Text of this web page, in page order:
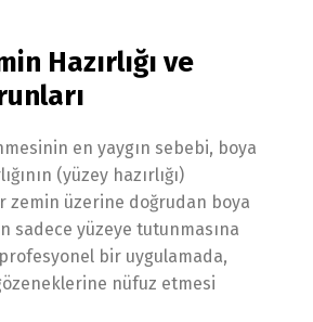
Hazırlığı ve
en yaygın sebebi, boya
(yüzey hazırlığı)
zemin üzerine doğrudan boya
sadece yüzeye tutunmasına
bir uygulamada,
nüfuz etmesi